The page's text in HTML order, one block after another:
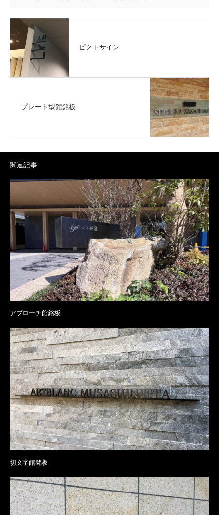
ピクトサイン
プレート型館銘板
関連記事
アプローチ館銘板
切文字館銘板